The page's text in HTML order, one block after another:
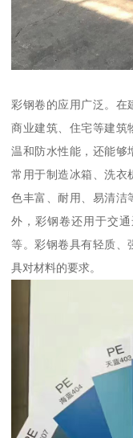
彩钢卷的应用广泛。在
商业建筑、住宅等建筑
温和防水性能，还能够
常用于制造冰箱、洗衣
色丰富、耐用、易清洁
外，彩钢卷还用于交
等。彩钢卷具有轻质、
具对材料的要求。